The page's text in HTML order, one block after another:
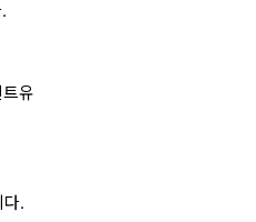
유
다.